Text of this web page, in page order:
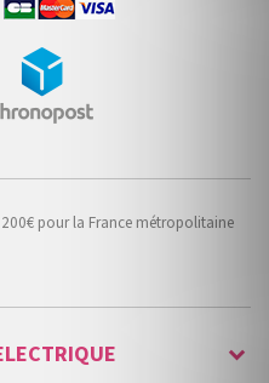
pour la France métropolitaine